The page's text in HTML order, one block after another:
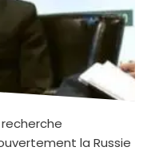
la Russie